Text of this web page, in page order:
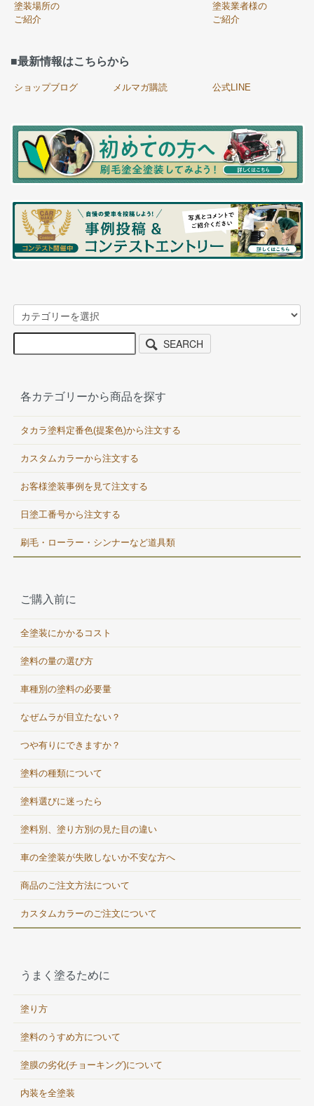
塗装場所の
ご紹介
塗装業者様の
ご紹介
■最新情報はこちらから
ショップブログ メルマガ購読 公式LINE
SEARCH
各カテゴリーから商品を探す
タカラ塗料定番色(提案色)から注文する
カスタムカラーから注文する
お客様塗装事例を見て注文する
日塗工番号から注文する
刷毛・ローラー・シンナーなど道具類
ご購入前に
全塗装にかかるコスト
塗料の量の選び方
車種別の塗料の必要量
なぜムラが目立たない？
つや有りにできますか？
塗料の種類について
塗料選びに迷ったら
塗料別、塗り方別の見た目の違い
車の全塗装が失敗しないか不安な方へ
商品のご注文方法について
カスタムカラーのご注文について
うまく塗るために
塗り方
塗料のうすめ方について
塗膜の劣化(チョーキング)について
内装を全塗装